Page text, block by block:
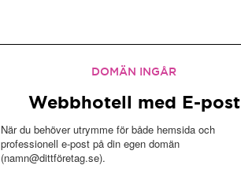
DOMÄN INGÅR
Webbhotell med E-post
När du behöver utrymme för både hemsida och
professionell e-post på din egen domän
(namn@dittföretag.se).